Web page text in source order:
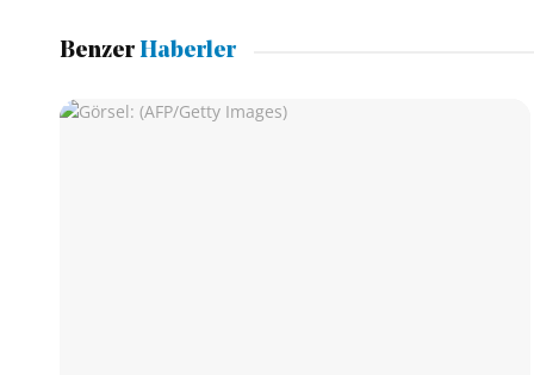
BenzerHaberler